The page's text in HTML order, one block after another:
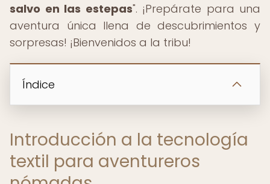
salvo en las estepas". ¡Prepárate para una
aventura única llena de descubrimientos y
sorpresas! ¡Bienvenidos a la tribu!
Índice
Introducción a la tecnología
textil para aventureros